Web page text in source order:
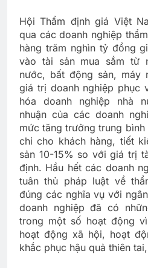
Hội Thẩm định giá Việt
qua các doanh nghiệp
hàng trăm nghìn tỷ đồng
vào tài sản mua sắm từ
nước, bất động sản, máy
giá trị doanh nghiệp phục
hóa doanh nghiệp nhà
nhuận của các doanh
mức tăng trưởng trung
chi cho khách hàng, tiết
sản 10-15% so với giá trị
định. Hầu hết các doanh
tuân thủ pháp luật về
đúng các nghĩa vụ với
doanh nghiệp đã có
trong một số hoạt động
hoạt động xã hội, hoạt
khắc phục hậu quả thiên